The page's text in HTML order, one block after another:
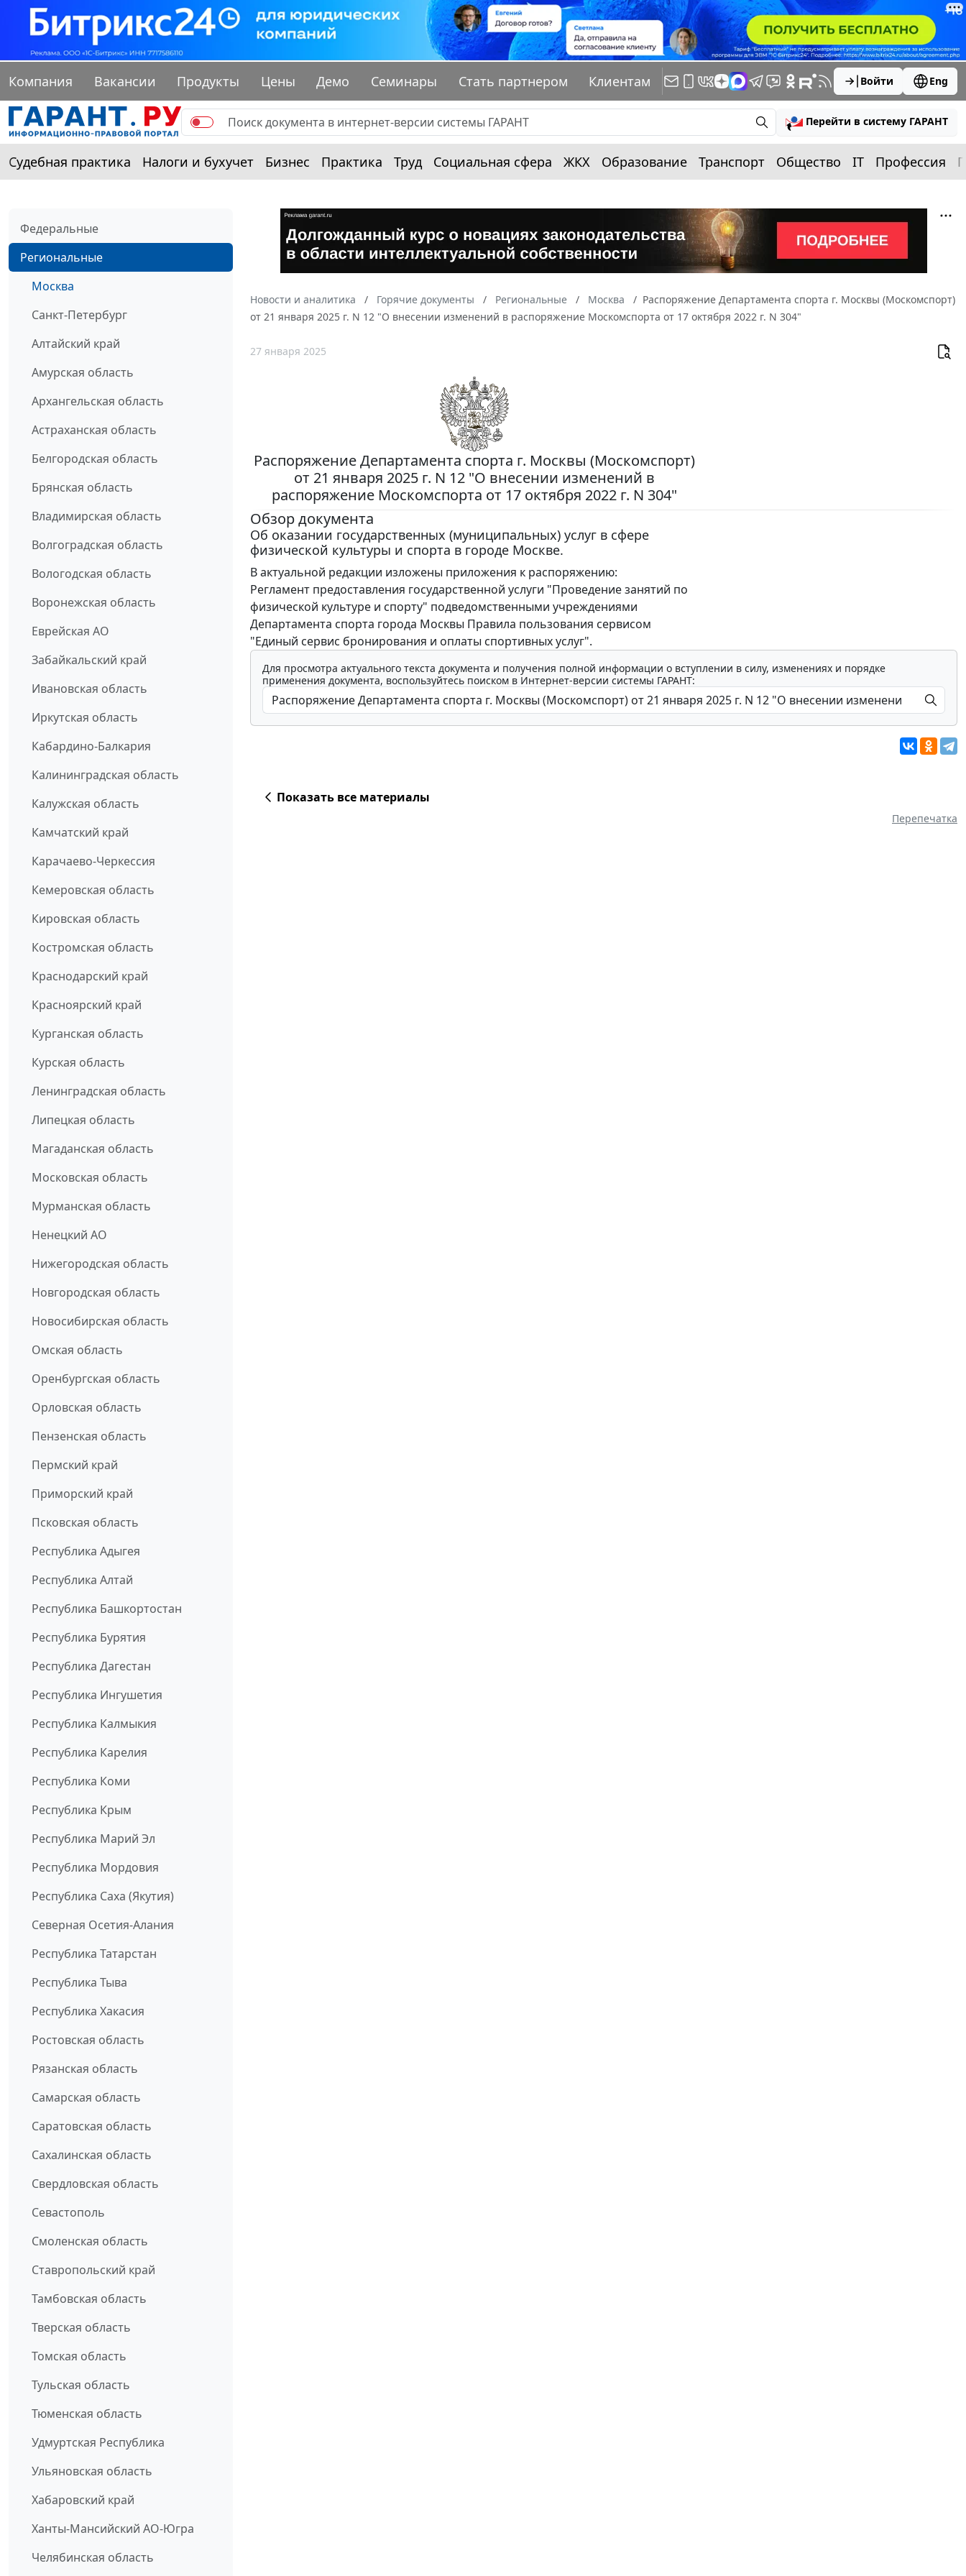
Компания Вакансии Продукты Цены Демо Семинары Стать партнером Клиентам Войти Eng
Перейти в систему ГАРАНТ
Судебная практика Налоги и бухучет Бизнес Практика Труд Социальная сфера ЖКХ Образование Транспорт Общество IT Профессия
Федеральные
Региональные
Москва
Санкт-Петербург
Алтайский край
Амурская область
Архангельская область
Астраханская область
Белгородская область
Брянская область
Владимирская область
Волгоградская область
Вологодская область
Воронежская область
Еврейская АО
Забайкальский край
Ивановская область
Иркутская область
Кабардино-Балкария
Калининградская область
Калужская область
Камчатский край
Карачаево-Черкессия
Кемеровская область
Кировская область
Костромская область
Краснодарский край
Красноярский край
Курганская область
Курская область
Ленинградская область
Липецкая область
Магаданская область
Московская область
Мурманская область
Ненецкий АО
Нижегородская область
Новгородская область
Новосибирская область
Омская область
Оренбургская область
Орловская область
Пензенская область
Пермский край
Приморский край
Псковская область
Республика Адыгея
Республика Алтай
Республика Башкортостан
Республика Бурятия
Республика Дагестан
Республика Ингушетия
Республика Калмыкия
Республика Карелия
Республика Коми
Республика Крым
Республика Марий Эл
Республика Мордовия
Республика Саха (Якутия)
Северная Осетия-Алания
Республика Татарстан
Республика Тыва
Республика Хакасия
Ростовская область
Рязанская область
Самарская область
Саратовская область
Сахалинская область
Свердловская область
Севастополь
Смоленская область
Ставропольский край
Тамбовская область
Тверская область
Томская область
Тульская область
Тюменская область
Удмуртская Республика
Ульяновская область
Хабаровский край
Ханты-Мансийский АО-Югра
Челябинская область
Новости и аналитика Горячие документы Региональные Москва
Распоряжение Департамента спорта г. Москвы (Москомспорт)
от 21 января 2025 г. N 12 "О внесении изменений в распоряжение Москомспорта от 17 октября 2022 г. N 304"
27 января 2025
Распоряжение Департамента спорта г. Москвы (Москомспорт)
от 21 января 2025 г. N 12 "О внесении изменений в
распоряжение Москомспорта от 17 октября 2022 г. N 304"
Обзор документа
Об оказании государственных (муниципальных) услуг в сфере
физической культуры и спорта в городе Москве.
В актуальной редакции изложены приложения к распоряжению:
Регламент предоставления государственной услуги "Проведение занятий по
физической культуре и спорту" подведомственными учреждениями
Департамента спорта города Москвы Правила пользования сервисом
"Единый сервис бронирования и оплаты спортивных услуг".
Для просмотра актуального текста документа и получения полной информации о вступлении в силу, изменениях и порядке
применения документа, воспользуйтесь поиском в Интернет-версии системы ГАРАНТ:
Показать все материалы
Перепечатка